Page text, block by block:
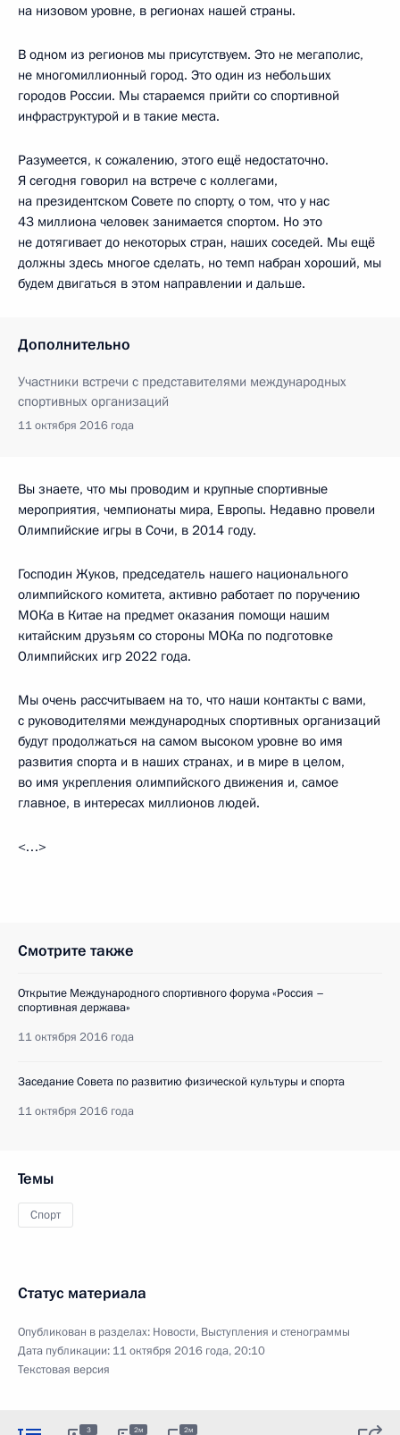
на низовом уровне, в регионах нашей страны.
В одном из регионов мы присутствуем. Это не мегаполис,
не многомиллионный город. Это один из небольших
городов России. Мы стараемся прийти со спортивной
инфраструктурой и в такие места.
Разумеется, к сожалению, этого ещё недостаточно.
Я сегодня говорил на встрече с коллегами,
на президентском Совете по спорту, о том, что у нас
43 миллиона человек занимается спортом. Но это
не дотягивает до некоторых стран, наших соседей. Мы ещё
должны здесь многое сделать, но темп набран хороший, мы
будем двигаться в этом направлении и дальше.
Дополнительно
Участники встречи с представителями международных
спортивных организаций
11 октября 2016 года
Вы знаете, что мы проводим и крупные спортивные
мероприятия, чемпионаты мира, Европы. Недавно провели
Олимпийские игры в Сочи, в 2014 году.
Господин Жуков, председатель нашего национального
олимпийского комитета, активно работает по поручению
МОКа в Китае на предмет оказания помощи нашим
китайским друзьям со стороны МОКа по подготовке
Олимпийских игр 2022 года.
Мы очень рассчитываем на то, что наши контакты с вами,
с руководителями международных спортивных организаций
будут продолжаться на самом высоком уровне во имя
развития спорта и в наших странах, и в мире в целом,
во имя укрепления олимпийского движения и, самое
главное, в интересах миллионов людей.
<…>
Смотрите также
Открытие Международного спортивного форума «Россия –
спортивная держава»
11 октября 2016 года
Заседание Совета по развитию физической культуры и спорта
11 октября 2016 года
Темы
Спорт
Статус материала
Опубликован в разделах: Новости, Выступления и стенограммы
Дата публикации: 11 октября 2016 года, 20:10
Текстовая версия
3 2м 2м